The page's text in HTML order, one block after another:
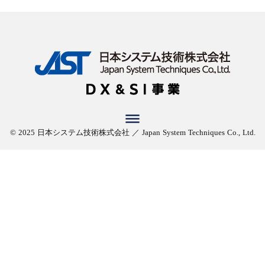
dehaze
© 2025 日本システム技術株式会社 ／ Japan System Techniques Co., Ltd.